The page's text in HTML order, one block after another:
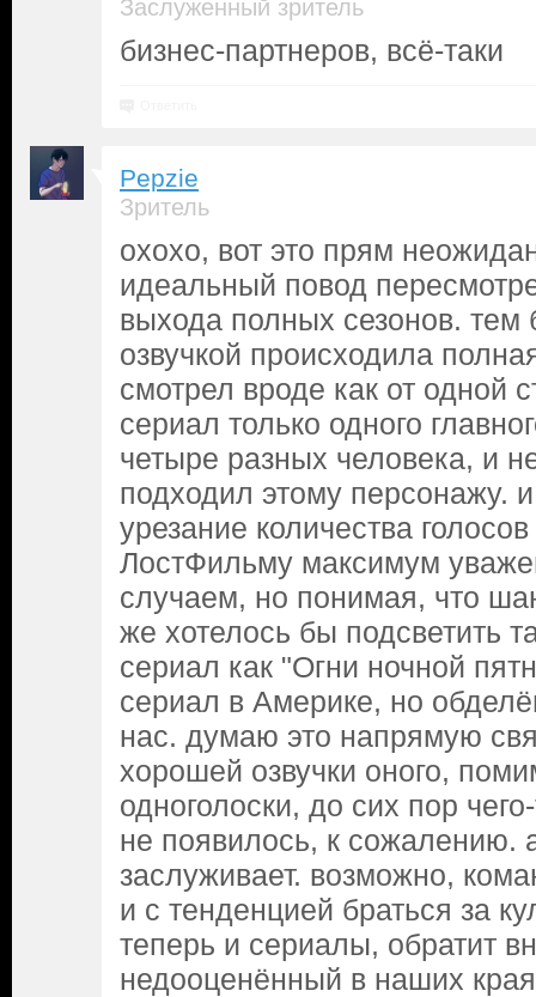
Заслуженный зритель
бизнес-партнеров, всё-таки
Pepzie
Зритель
охохо, вот это прям
идеальный повод
выхода полных сезонов. тем
озвучкой происходила
смотрел вроде как от одной
сериал только одного
четыре разных человека, и
подходил этому персонажу.
урезание количества
ЛостФильму максимум
случаем, но понимая, что
же хотелось бы подсветить
сериал как "Огни ночной
сериал в Америке, но
нас. думаю это напрямую
хорошей озвучки оного,
одноголоски, до сих пор
не появилось, к сожалению.
заслуживает. возможно,
и с тенденцией браться за
теперь и сериалы, обратит
недооценённый в наших